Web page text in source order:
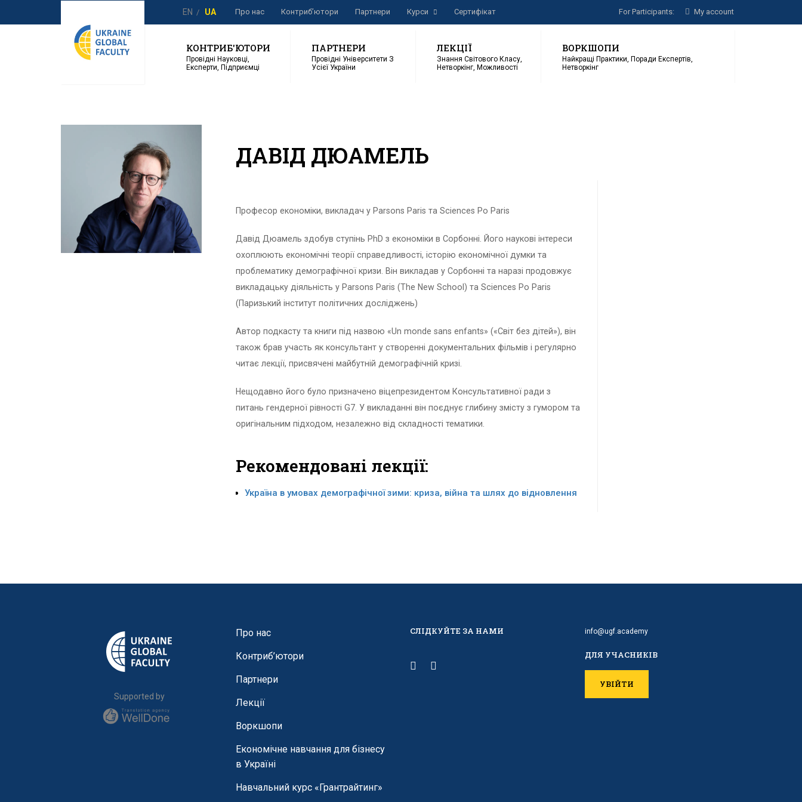
EN UA Про нас Контриб’ютори Партнери Курси Сертифікат For Participants: My account
КОНТРИБ'ЮТОРИ
Провідні Науковці,
Експерти, Підприємці
ПАРТНЕРИ
Провідні Університети З
Усієї України
ЛЕКЦІЇ
Знання Світового Класу,
Нетворкінг, Можливості
ВОРКШОПИ
Найкращі Практики, Поради Експертів,
Нетворкінг
ДАВІД ДЮАМЕЛЬ
Професор економіки, викладач у Parsons Paris та Sciences Po Paris
Давід Дюамель здобув ступінь PhD з економіки в Сорбонні. Його наукові інтереси
охоплюють економічні теорії справедливості, історію економічної думки та
проблематику демографічної кризи. Він викладав у Сорбонні та наразі продовжує
викладацьку діяльність у Parsons Paris (The New School) та Sciences Po Paris
(Паризький інститут політичних досліджень)
Автор подкасту та книги під назвою «Un monde sans enfants» («Світ без дітей»), він
також брав участь як консультант у створенні документальних фільмів і регулярно
читає лекції, присвячені майбутній демографічній кризі.
Нещодавно його було призначено віцепрезидентом Консультативної ради з
питань гендерної рівності G7. У викладанні він поєднує глибину змісту з гумором та
оригінальним підходом, незалежно від складності тематики.
Рекомендовані лекції:
Україна в умовах демографічної зими: криза, війна та шлях до відновлення
Supported by
Про нас
Контриб’ютори
Партнери
Лекції
Воркшопи
Економічне навчання для бізнесу
в Україні
Навчальний курс «Грантрайтинг»
СЛІДКУЙТЕ ЗА НАМИ info@ugf.academy
ДЛЯ УЧАСНИКІВ
УВІЙТИ